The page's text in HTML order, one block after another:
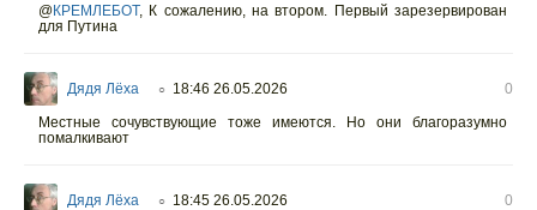
@КРЕМЛЕБОТ, К сожалению, на втором. Первый зарезервирован
для Путина
Дядя Лёха ○ 18:46 26.05.2026
0
Местные сочувствующие тоже имеются. Но они благоразумно
помалкивают
Дядя Лёха ○ 18:45 26.05.2026
0